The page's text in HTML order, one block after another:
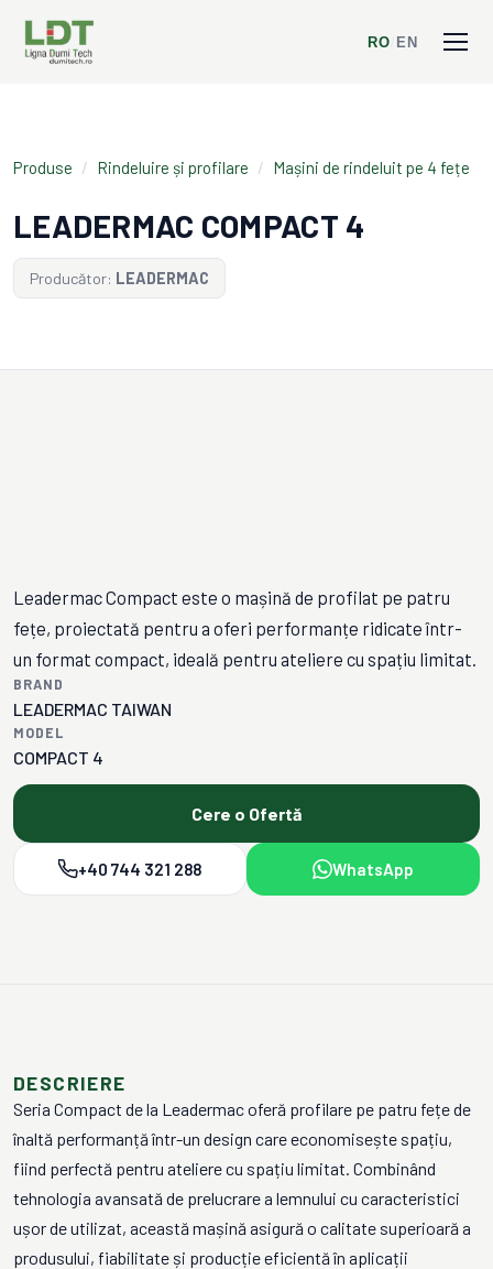
RO EN
Produse / Rindeluire și profilare / Mașini de rindeluit pe 4 fețe
LEADERMAC COMPACT 4
Producător: LEADERMAC
Leadermac Compact este o mașină de profilat pe patru
fețe, proiectată pentru a oferi performanțe ridicate într-
un format compact, ideală pentru ateliere cu spațiu limitat.
BRAND
LEADERMAC TAIWAN
MODEL
COMPACT 4
Cere o Ofertă
+40 744 321 288 WhatsApp
DESCRIERE
Seria Compact de la Leadermac oferă profilare pe patru fețe de
înaltă performanță într-un design care economisește spațiu,
fiind perfectă pentru ateliere cu spațiu limitat. Combinând
tehnologia avansată de prelucrare a lemnului cu caracteristici
ușor de utilizat, această mașină asigură o calitate superioară a
produsului, fiabilitate și producție eficientă în aplicații